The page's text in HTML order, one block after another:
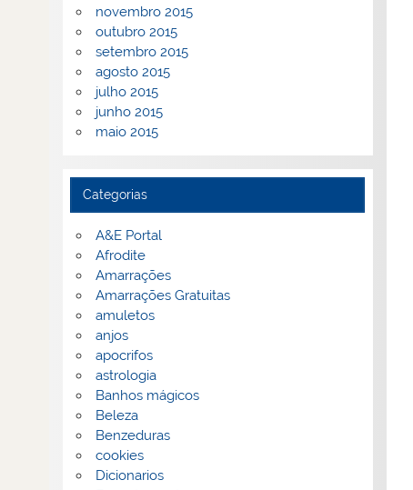
novembro 2015
outubro 2015
setembro 2015
agosto 2015
julho 2015
junho 2015
maio 2015
Categorias
A&E Portal
Afrodite
Amarrações
Amarrações Gratuitas
amuletos
anjos
apocrifos
astrologia
Banhos mágicos
Beleza
Benzeduras
cookies
Dicionarios